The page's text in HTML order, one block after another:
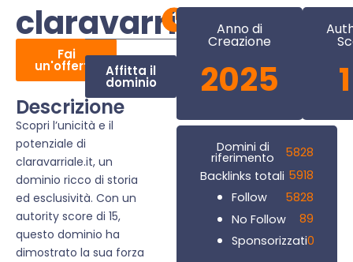
claravarriale.it
Fai
un'offerta Affitta il
dominio
Descrizione
Scopri l’unicità e il
potenziale di
claravarriale.it, un
dominio ricco di storia
ed esclusività. Con un
autority score di 15,
questo dominio ha
dimostrato la sua forza
Anno di
Creazione
2025
Domini di
riferimento
5828
Backlinks totali 5918
Follow
5828
No Follow
89
Sponsorizzati0